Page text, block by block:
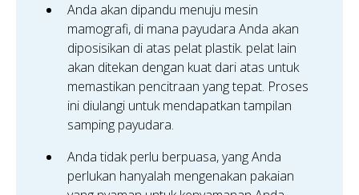
Anda akan dipandu menuju mesin
mamografi, di mana payudara Anda akan
diposisikan di atas pelat plastik. pelat lain
akan ditekan dengan kuat dari atas untuk
memastikan pencitraan yang tepat. Proses
ini diulangi untuk mendapatkan tampilan
samping payudara.
Anda tidak perlu berpuasa, yang Anda
perlukan hanyalah mengenakan pakaian